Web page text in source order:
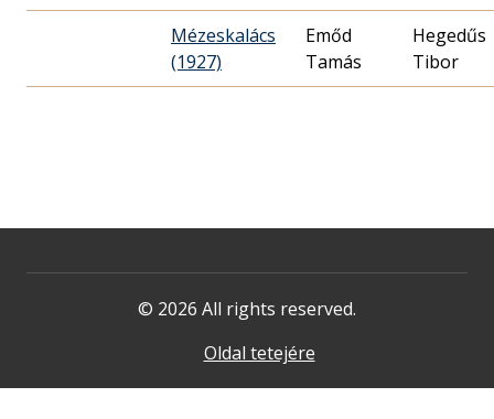
Mézeskalács
(1927)
Emőd
Tamás
Hegedűs
Tibor
© 2026 All rights reserved.
Oldal tetejére